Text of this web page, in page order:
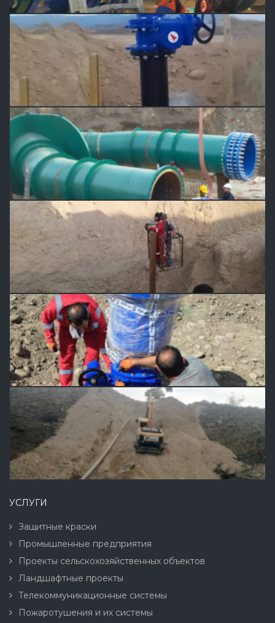
УСЛУГИ
Защитные краски
Промышленные предприятия
Проекты сельскохозяйственных объектов
Ландшафтные проекты
Телекоммуникационные системы
Пожаротушения и их системы